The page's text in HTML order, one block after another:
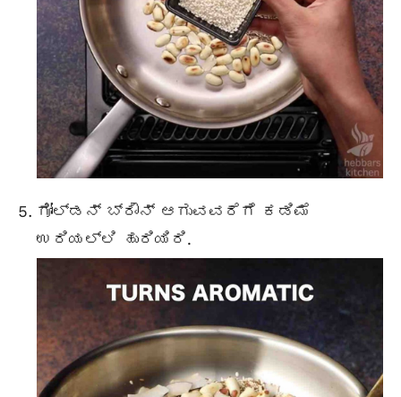
ಗೋಲ್ಡನ್ ಬ್ರೌನ್ ಆಗುವವರೆಗೆ ಕಡಿಮೆ
ಉರಿಯಲ್ಲಿ ಹುರಿಯಿರಿ.